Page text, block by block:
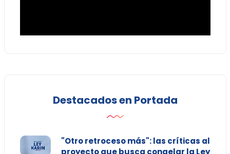
Destacados en Portada
"Otro retroceso más": las críticas al
proyecto que busca congelar la Ley